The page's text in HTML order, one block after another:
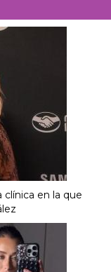
clínica en la que